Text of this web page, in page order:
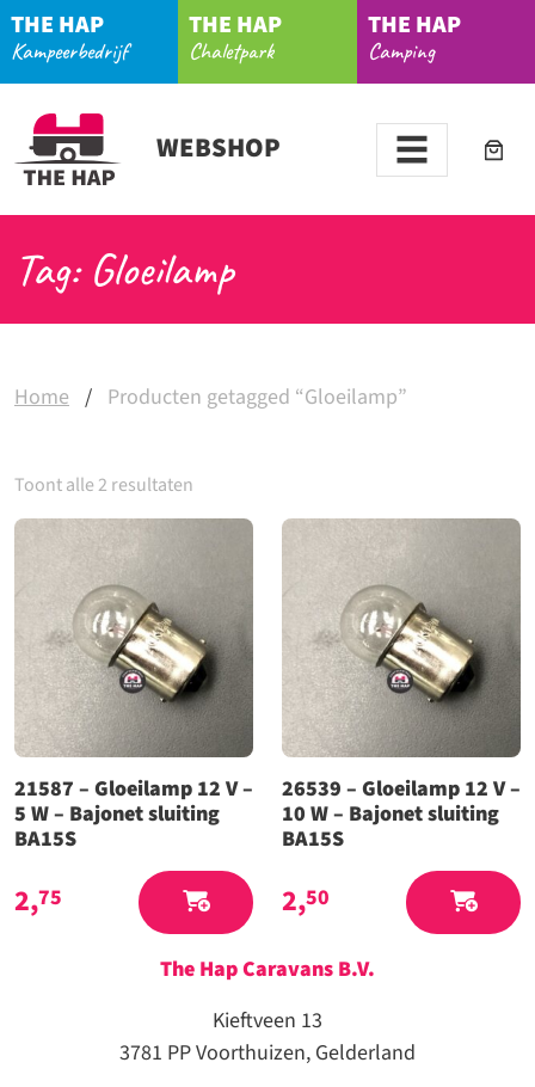
THE HAP
Kampeerbedrijf
THE HAP
Chaletpark
THE HAP
Camping
WEBSHOP
Tag: Gloeilamp
Home / Producten getagged “Gloeilamp”
Toont alle 2 resultaten
21587 – Gloeilamp 12 V –
5 W – Bajonet sluiting
BA15S
2,75
26539 – Gloeilamp 12 V –
10 W – Bajonet sluiting
BA15S
2,50
The Hap Caravans B.V.
Kieftveen 13
3781 PP Voorthuizen, Gelderland